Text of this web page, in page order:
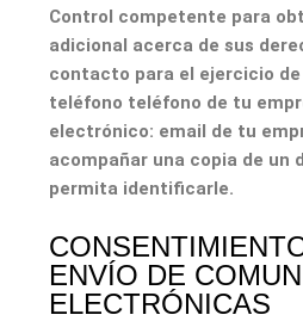
Control competente para
adicional acerca de sus
contacto para el ejercicio de
teléfono teléfono de tu
electrónico: email de tu
acompañar una copia de un
permita identificarle.
ENVÍO DE
ELECTRÓNICAS